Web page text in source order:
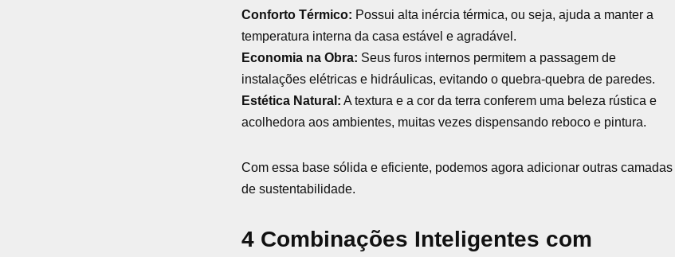
Conforto Térmico: Possui alta inércia térmica, ou seja, ajuda a manter a
temperatura interna da casa estável e agradável.
Economia na Obra: Seus furos internos permitem a passagem de
instalações elétricas e hidráulicas, evitando o quebra-quebra de paredes.
Estética Natural: A textura e a cor da terra conferem uma beleza rústica e
acolhedora aos ambientes, muitas vezes dispensando reboco e pintura.
Com essa base sólida e eficiente, podemos agora adicionar outras camadas
de sustentabilidade.
4 Combinações Inteligentes com